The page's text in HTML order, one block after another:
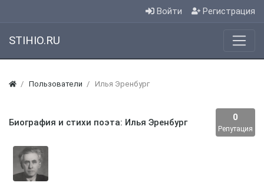
Войти Регистрация
STIHIO.RU
Пользователи Илья Эренбург
Биография и стихи поэта: Илья Эренбург 0
Репутация